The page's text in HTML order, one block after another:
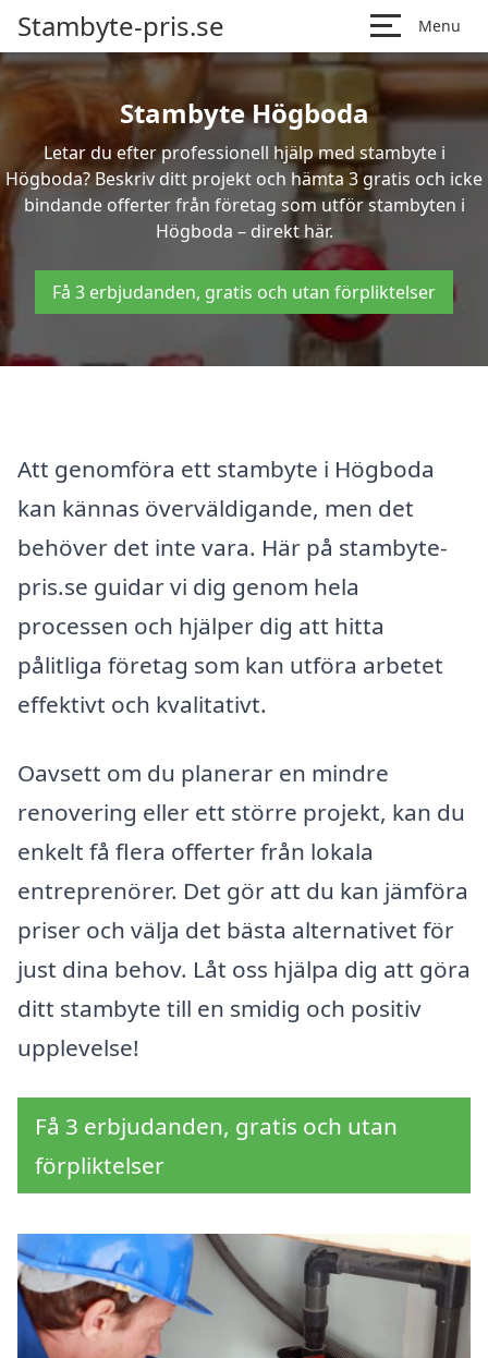
Stambyte-pris.se Menu
Stambyte Högboda
Letar du efter professionell hjälp med stambyte i
Högboda? Beskriv ditt projekt och hämta 3 gratis och icke
bindande offerter från företag som utför stambyten i
Högboda – direkt här.
Få 3 erbjudanden, gratis och utan förpliktelser
Att genomföra ett stambyte i Högboda
kan kännas överväldigande, men det
behöver det inte vara. Här på stambyte-
pris.se guidar vi dig genom hela
processen och hjälper dig att hitta
pålitliga företag som kan utföra arbetet
effektivt och kvalitativt.
Oavsett om du planerar en mindre
renovering eller ett större projekt, kan du
enkelt få flera offerter från lokala
entreprenörer. Det gör att du kan jämföra
priser och välja det bästa alternativet för
just dina behov. Låt oss hjälpa dig att göra
ditt stambyte till en smidig och positiv
upplevelse!
Få 3 erbjudanden, gratis och utan
förpliktelser